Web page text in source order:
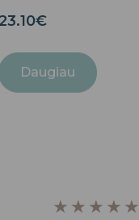
23.10€
Daugiau
★ ★ ★ ★ ★